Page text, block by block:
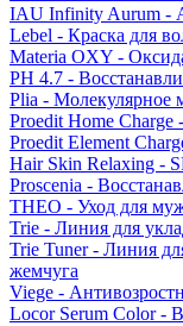
IAU Infinity Aurum -
Lebel - Краска для
Materia OXY -
PH 4.7 -
Plia - Молекулярное
Proedit Home Charge
Proedit Element
Hair Skin Relaxing -
Proscenia -
THEO - Уход для
Trie - Линия для
Trie Tuner - Линия
жемчуга
Viege -
Locor Serum Color -